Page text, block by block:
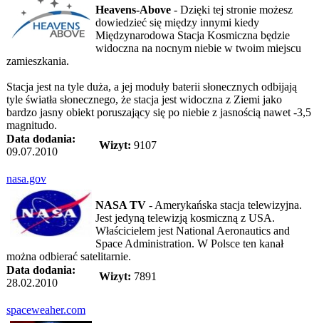
Heavens-Above - Dzięki tej stronie możesz
dowiedzieć się między innymi kiedy
Międzynarodowa Stacja Kosmiczna będzie
widoczna na nocnym niebie w twoim miejscu
zamieszkania.
Stacja jest na tyle duża, a jej moduły baterii słonecznych odbijają
tyle światła słonecznego, że stacja jest widoczna z Ziemi jako
bardzo jasny obiekt poruszający się po niebie z jasnością nawet -3,5
magnitudo.
Data dodania:
09.07.2010
Wizyt: 9107
nasa.gov
NASA TV - Amerykańska stacja telewizyjna.
Jest jedyną telewizją kosmiczną z USA.
Właścicielem jest National Aeronautics and
Space Administration. W Polsce ten kanał
można odbierać satelitarnie.
Data dodania:
28.02.2010
Wizyt: 7891
spaceweaher.com